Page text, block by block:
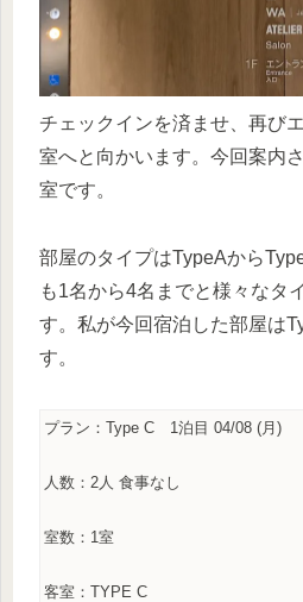
チェックインを済ませ、再び
室へと向かいます。今回案内
室です。
部屋のタイプはTypeAから
も1名から4名までと様々なタ
す。私が今回宿泊した部屋は
す。
プラン： Type C 1 泊目 04/08 (月)
人数： 2 人 食事なし
室数： 1 室
客室： TYPE C